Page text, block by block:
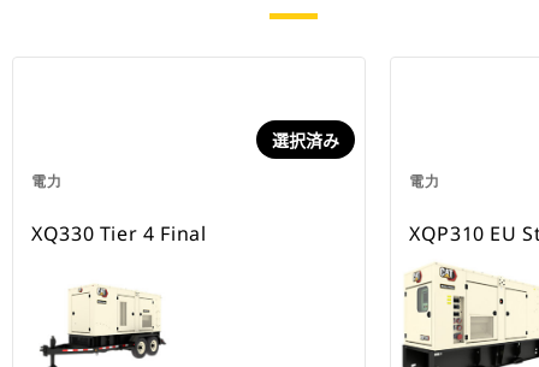
電力
選択済み
XQ330 Tier 4 Final
電力
XQP310 EU